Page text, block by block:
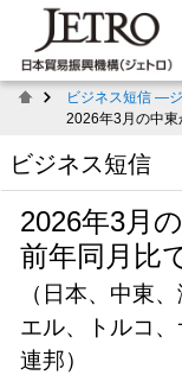
ビジネス短信 ―
2026年3月の中
ビジネス短信
2026年3月
前年同月比
（日本、中東
エル、トルコ
連邦）